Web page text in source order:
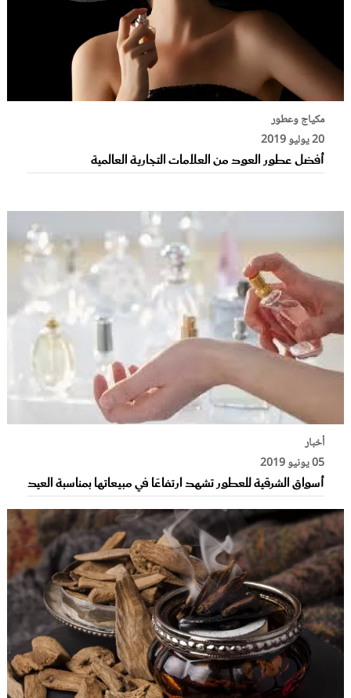
مكياج وعطور
20 يوليو 2019
أفضل عطور العود من العلامات التجارية العالمية
أخبار
05 يونيو 2019
أسواق الشرقية للعطور تشهد ارتفاعًا في مبيعاتها بمناسبة العيد